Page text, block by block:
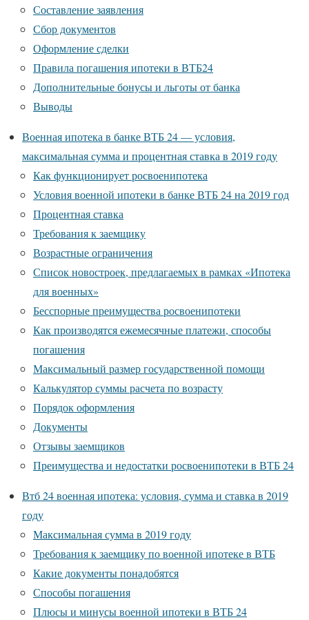
Составление заявления
Сбор документов
Оформление сделки
Правила погашения ипотеки в ВТБ24
Дополнительные бонусы и льготы от банка
Выводы
Военная ипотека в банке ВТБ 24 — условия,
максимальная сумма и процентная ставка в 2019 году
Как функционирует росвоенипотека
Условия военной ипотеки в банке ВТБ 24 на 2019 год
Процентная ставка
Требования к заемщику
Возрастные ограничения
Список новостроек, предлагаемых в рамках «Ипотека
для военных»
Бесспорные преимущества росвоенипотеки
Как производятся ежемесячные платежи, способы
погашения
Максимальный размер государственной помощи
Калькулятор суммы расчета по возрасту
Порядок оформления
Документы
Отзывы заемщиков
Преимущества и недостатки росвоенипотеки в ВТБ 24
Втб 24 военная ипотека: условия, сумма и ставка в 2019
году
Максимальная сумма в 2019 году
Требования к заемщику по военной ипотеке в ВТБ
Какие документы понадобятся
Способы погашения
Плюсы и минусы военной ипотеки в ВТБ 24